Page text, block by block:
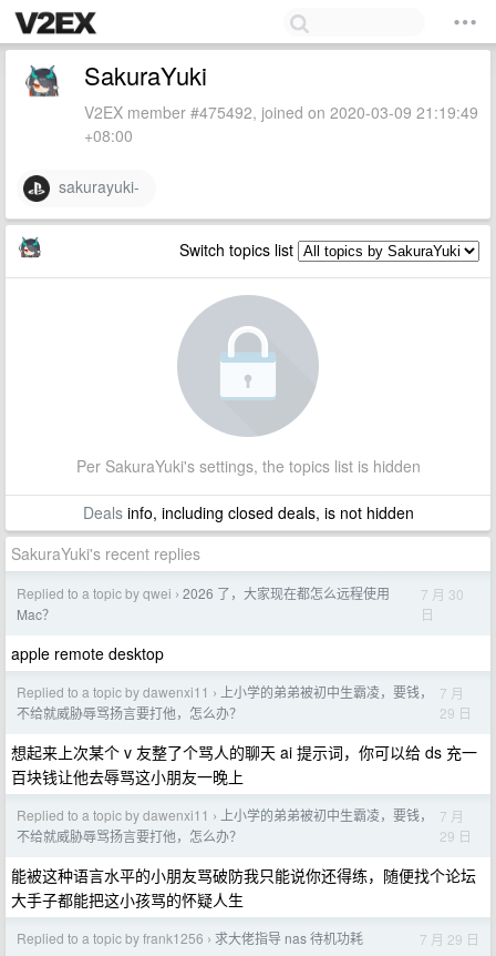
SakuraYuki
V2EX member #475492, joined on 2020-03-09 21:19:49
+08:00
sakurayuki-
Switch topics list
Per SakuraYuki's settings, the topics list is hidden
Dealsinfo, including closed deals, is not hidden
SakuraYuki's recent replies
Replied to a topic by qwei › 2026 了，大家现在都怎么远程使用
Mac？
7 月 30
日
apple remote desktop
Replied to a topic by dawenxi11 ›
上小学的弟弟被初中生霸凌，要钱，
不给就威胁辱骂扬言要打他，怎么办？
7 月
29 日
想起来上次某个 v 友整了个骂人的聊天 ai 提示词，你可以给 ds 充一
百块钱让他去辱骂这小朋友一晚上
Replied to a topic by dawenxi11 ›
上小学的弟弟被初中生霸凌，要钱，
不给就威胁辱骂扬言要打他，怎么办？
7 月
29 日
能被这种语言水平的小朋友骂破防我只能说你还得练，随便找个论坛
大手子都能把这小孩骂的怀疑人生
Replied to a topic by frank1256 › 求大佬指导 nas 待机功耗 7 月 29 日